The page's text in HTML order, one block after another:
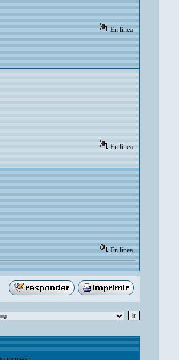
En línea
En línea
En línea